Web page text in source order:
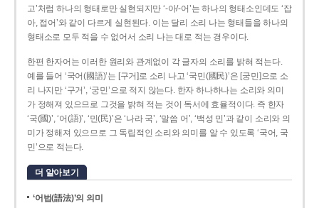
고’처럼 하나의 형태로만 실현되지만 ‘-아/-어’는 하나의 형태소인데도 ‘잡
아, 접어’와 같이 다르게 실현된다. 이는 달리 소리 나는 형태들을 하나의
형태소로 모두 적을 수 없어서 소리 나는 대로 적는 경우이다.
한편 한자어는 이러한 원리와 관계없이 각 글자의 소리를 밝혀 적는다.
예를 들어 ‘국어(國語)’는 [구거]로 소리 나고 ‘국민(國民)’은 [궁민]으로 소
리 나지만 ‘구거’, ‘궁민’으로 적지 않는다. 한자 하나하나는 소리와 의미
가 정해져 있으므로 그것을 밝혀 적는 것이 독서에 효율적이다. 즉 한자
‘국(國)’, ‘어(語)’, ‘민(民)’은 ‘나라 국’, ‘말씀 어’, ‘백성 민’과 같이 소리와 의
미가 정해져 있으므로 그 독립적인 소리와 의미를 알 수 있도록 ‘국어, 국
민’으로 적는다.
더 알아보기
‘어법(語法)’의 의미